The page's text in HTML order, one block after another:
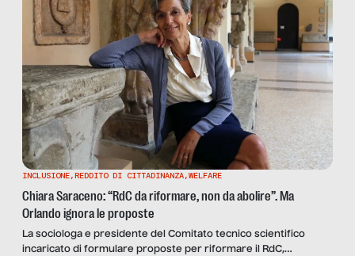
INCLUSIONE,REDDITO DI CITTADINANZA,WELFARE
Chiara Saraceno: “RdC da riformare, non da abolire”. Ma
Orlando ignora le proposte
La sociologa e presidente del Comitato tecnico scientifico
incaricato di formulare proposte per riformare il RdC,